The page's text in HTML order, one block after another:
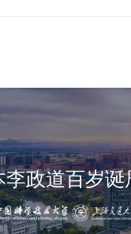
政道百岁